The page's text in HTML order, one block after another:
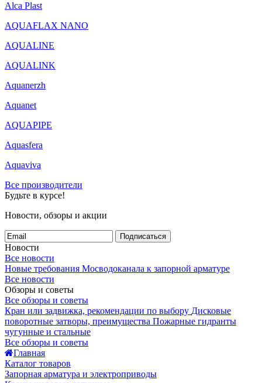
Alca Plast
AQUAFLAX NANO
AQUALINE
AQUALINK
Aquanerzh
Aquanet
AQUAPIPE
Aquasfera
Aquaviva
Все производители
Будьте в курсе!
Новости, обзоры и акции
Подписаться
Новости
Все новости
Новые требования Мосводоканала к запорной арматуре
Все новости
Обзоры и советы
Все обзоры и советы
Кран или задвижка, рекомендации по выбору Дисковые
поворотные затворы, преимущества Пожарные гидранты
чугунные и стальные
Все обзоры и советы
Главная
Каталог товаров
Запорная арматура и электроприводы